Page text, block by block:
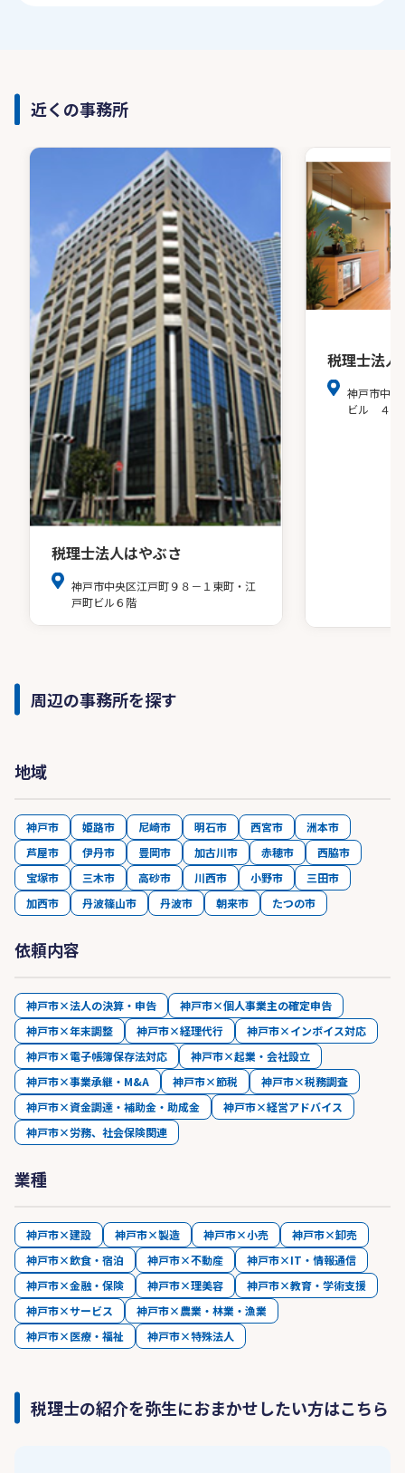
近くの事務所
税理士法人はやぶさ
神戸市中央区江戸町９８－１東町・江
戸町ビル６階
税理士法
神戸市中央
ビル ４階
周辺の事務所を探す
地域
神戸市 姫路市 尼崎市 明石市 西宮市
洲本市
芦屋市
伊丹市 豊岡市 加古川市 赤穂市
西脇市
宝塚市
三木市 高砂市 川西市 小野市
三田市
加西市
丹波篠山市 丹波市 朝来市 たつの市
依頼内容
神戸市×法人の決算・申告
神戸市×個人事業主の確定申告
神戸市×年末調整
神戸市×経理代行
神戸市×インボイス対応
神戸市×電子帳簿保存法対応
神戸市×起業・会社設立
神戸市×事業承継・M&A
神戸市×節税
神戸市×税務調査
神戸市×資金調達・補助金・助成金
神戸市×経営アドバイス
神戸市×労務、社会保険関連
業種
神戸市×建設 神戸市×製造 神戸市×小売
神戸市×卸売
神戸市×飲食・宿泊
神戸市×不動産
神戸市×IT・情報通信
神戸市×金融・保険
神戸市×理美容
神戸市×教育・学術支援
神戸市×サービス
神戸市×農業・林業・漁業
神戸市×医療・福祉
神戸市×特殊法人
税理士の紹介を弥生におまかせしたい方はこちら